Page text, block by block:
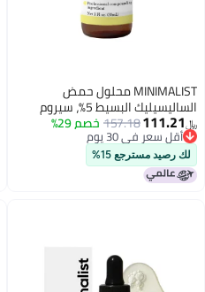
MINIMALIST محلول حمض
الساليسيليك البسيط 5%، سيروم
بسيط (1 أونصة سائلة 5%)
﷼‏111.21
157.18خصم 29%
أقل سعر في 30 يوم
أقل سعر في 30 يوم
لك رصيد مسترجع 15%